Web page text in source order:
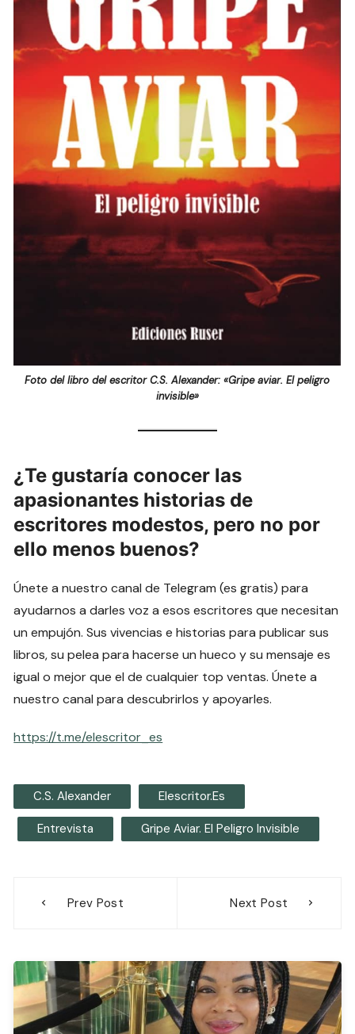
Foto del libro del escritor C.S. Alexander: «Gripe aviar. El peligro
invisible»
¿Te gustaría conocer las
apasionantes historias de
escritores modestos, pero no por
ello menos buenos?
Únete a nuestro canal de Telegram (es gratis) para
ayudarnos a darles voz a esos escritores que necesitan
un empujón. Sus vivencias e historias para publicar sus
libros, su pelea para hacerse un hueco y su mensaje es
igual o mejor que el de cualquier top ventas. Únete a
nuestro canal para descubrirlos y apoyarles.
https://t.me/elescritor_es
C.S. Alexander Elescritor.es
Entrevista Gripe Aviar. El Peligro Invisible
Prev Post Next Post